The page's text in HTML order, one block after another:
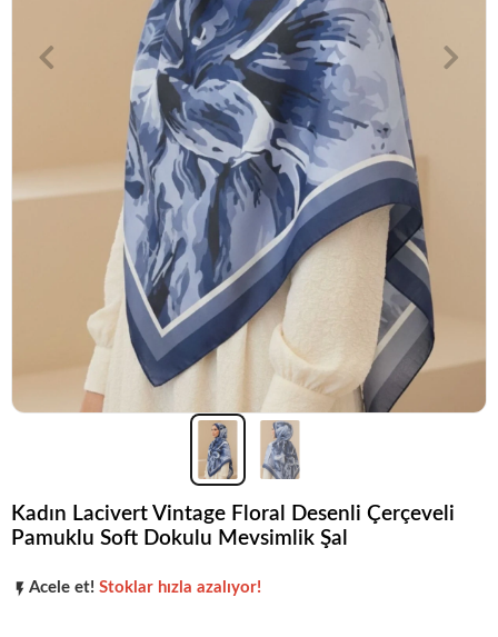
Kadın Lacivert Vintage Floral Desenli Çerçeveli
Pamuklu Soft Dokulu Mevsimlik Şal
Popüler seçim! Gardırobunuz için harika bir tercih.
Acele et! Stoklar hızla azalıyor!